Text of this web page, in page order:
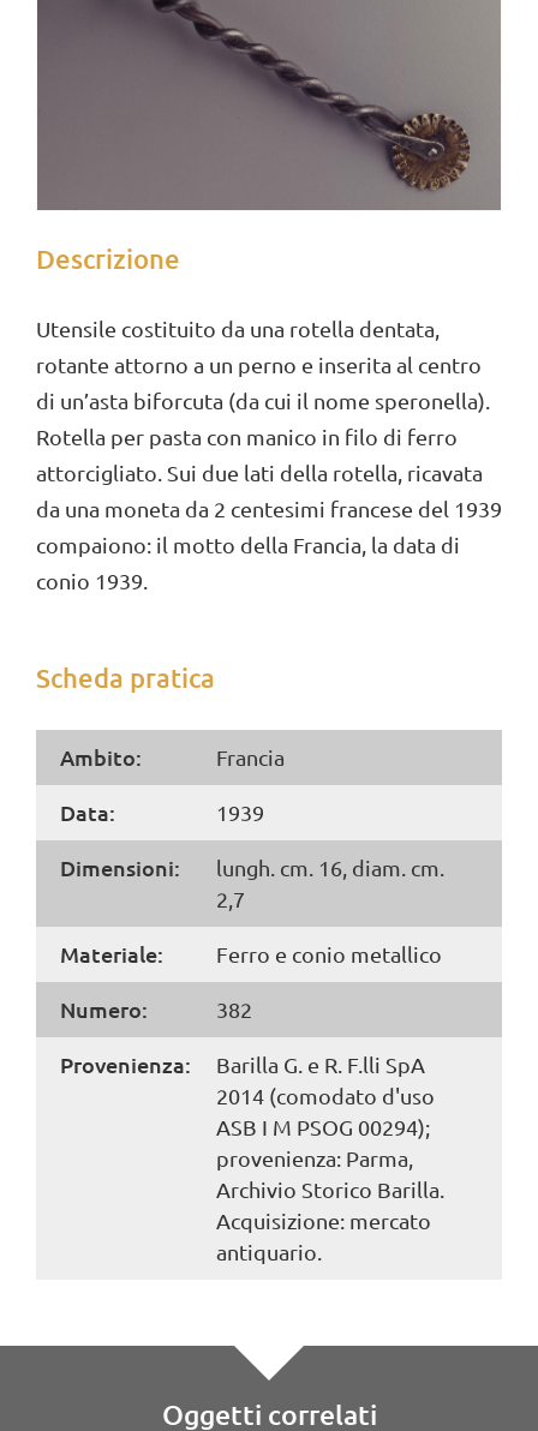
Descrizione
Utensile costituito da una rotella dentata,
rotante attorno a un perno e inserita al centro
di un’asta biforcuta (da cui il nome speronella).
Rotella per pasta con manico in filo di ferro
attorcigliato. Sui due lati della rotella, ricavata
da una moneta da 2 centesimi francese del 1939
compaiono: il motto della Francia, la data di
conio 1939.
Scheda pratica
Ambito: Francia
Data: 1939
Dimensioni:
lungh. cm. 16, diam. cm.
2,7
Materiale: Ferro e conio metallico
Numero: 382
Provenienza:
Barilla G. e R. F.lli SpA
2014 (comodato d'uso
ASB I M PSOG 00294);
provenienza: Parma,
Archivio Storico Barilla.
Acquisizione: mercato
antiquario.
Oggetti correlati